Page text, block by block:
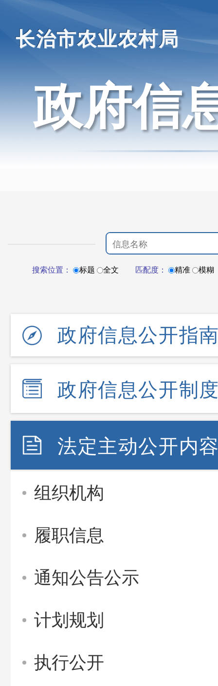
长治市农业农村局
政府信
搜索位置： 标题 全文 匹配度： 精准 模糊
政府信息公开指
政府信息公开制
法定主动公开内
组织机构
履职信息
通知公告公示
计划规划
执行公开